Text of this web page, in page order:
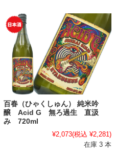
百春（ひゃくしゅん） 純米吟
醸 Acid G 無ろ過生 直汲
み 720ml
¥2,073(税込 ¥2,281)
在庫 3 本